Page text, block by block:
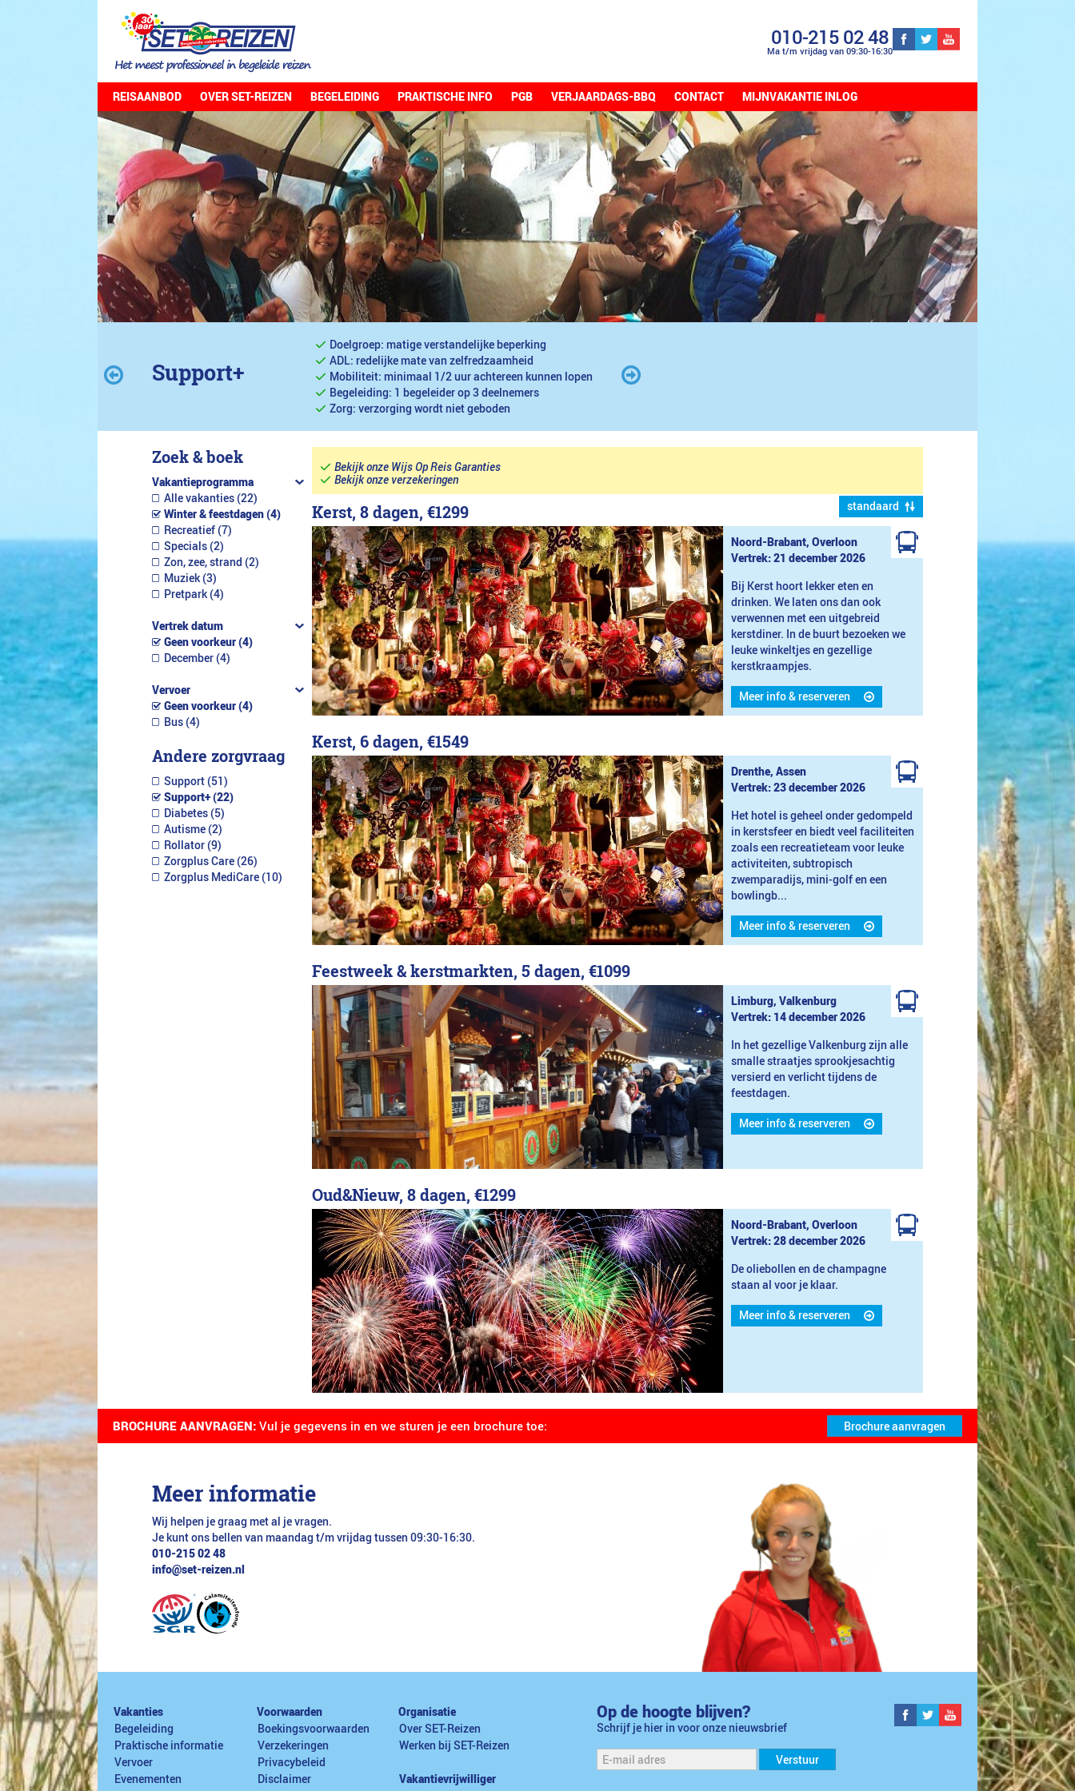
010-215 02 48
Ma t/m vrijdag van 09:30-16:30
REISAANBOD OVER SET-REIZEN BEGELEIDING PRAKTISCHE INFO PGB VERJAARDAGS-BBQ CONTACT MIJNVAKANTIE INLOG
Support+
Doelgroep: matige verstandelijke beperking
ADL: redelijke mate van zelfredzaamheid
Mobiliteit: minimaal 1/2 uur achtereen kunnen lopen
Begeleiding: 1 begeleider op 3 deelnemers
Zorg: verzorging wordt niet geboden
Zoek & boek
Vakantieprogramma
Alle vakanties (22)
Winter & feestdagen (4)
Recreatief (7)
Specials (2)
Zon, zee, strand (2)
Muziek (3)
Pretpark (4)
Vertrek datum
Geen voorkeur (4)
December (4)
Vervoer
Geen voorkeur (4)
Bus (4)
Andere zorgvraag
Support (51)
Support+ (22)
Diabetes (5)
Autisme (2)
Rollator (9)
Zorgplus Care (26)
Zorgplus MediCare (10)
Bekijk onze Wijs Op Reis Garanties
Bekijk onze verzekeringen
standaard
Kerst, 8 dagen, €1299
Noord-Brabant, Overloon
Vertrek: 21 december 2026
Bij Kerst hoort lekker eten en
drinken. We laten ons dan ook
verwennen met een uitgebreid
kerstdiner. In de buurt bezoeken we
leuke winkeltjes en gezellige
kerstkraampjes.
Meer info & reserveren
Kerst, 6 dagen, €1549
Drenthe, Assen
Vertrek: 23 december 2026
Het hotel is geheel onder gedompeld
in kerstsfeer en biedt veel faciliteiten
zoals een recreatieteam voor leuke
activiteiten, subtropisch
zwemparadijs, mini-golf en een
bowlingb...
Meer info & reserveren
Feestweek & kerstmarkten, 5 dagen, €1099
Limburg, Valkenburg
Vertrek: 14 december 2026
In het gezellige Valkenburg zijn alle
smalle straatjes sprookjesachtig
versierd en verlicht tijdens de
feestdagen.
Meer info & reserveren
Oud&Nieuw, 8 dagen, €1299
Noord-Brabant, Overloon
Vertrek: 28 december 2026
De oliebollen en de champagne
staan al voor je klaar.
Meer info & reserveren
BROCHURE AANVRAGEN: Vul je gegevens in en we sturen je een brochure toe:
Meer informatie
Wij helpen je graag met al je vragen.
Je kunt ons bellen van maandag t/m vrijdag tussen 09:30-16:30.
010-215 02 48
info@set-reizen.nl
Vakanties
Begeleiding
Praktische informatie
Vervoer
Evenementen
Voorwaarden
Boekingsvoorwaarden
Verzekeringen
Privacybeleid
Disclaimer
Organisatie
Over SET-Reizen
Werken bij SET-Reizen
Vakantievrijwilliger
Op de hoogte blijven?
Schrijf je hier in voor onze nieuwsbrief